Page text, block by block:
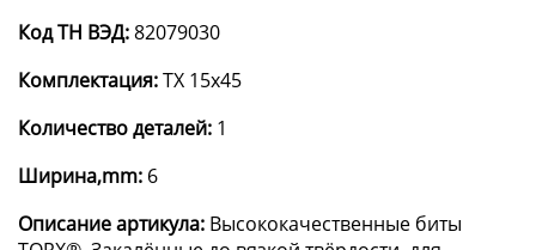
Код ТН ВЭД:82079030
Комплектация:TX 15x45
Количество деталей: 1
Ширина,mm: 6
Описание артикула: Высококачественные биты